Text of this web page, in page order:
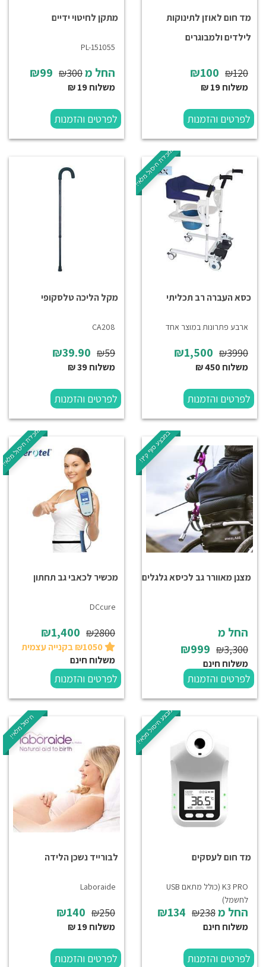
מד חום לאוזן לתינוקות
לילדים ולמבוגרים
₪100 ₪120
משלוח 19 ₪
לפרטים והזמנות
מתקן לחיטוי ידיים
PL-151055
החל מ₪300
משלוח 19 ₪
לפרטים והזמנות
במכירת חיסול מלאי!
כסא העברה רב תכליתי
ארבע פתרונות במוצר אחד
₪1,500 ₪3990
משלוח 450 ₪
לפרטים והזמנות
מקל הליכה טלסקופי
CA208
₪39.90 ₪59
משלוח 39 ₪
לפרטים והזמנות
במבצע סוף קיץ!
מצנן מאוורר גב לכיסא גלגלים
החל מ
₪999 ₪3,300
משלוח חינם
לפרטים והזמנות
במכירת חיסול מלאי!
מכשיר לכאבי גב תחתון
DCcure
₪1,400 ₪2800
משלוח חינם
לפרטים והזמנות
מבצע חיסול מלאי!
מד חום לעסקים
K3 PRO (כולל מתאם USB
לחשמל)
החל מ₪238
משלוח חינם
לפרטים והזמנות
חיסול מלאי!
לבורייד נשכן הלידה
Laboraide
₪140 ₪250
משלוח 19 ₪
לפרטים והזמנות